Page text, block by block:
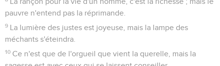
pauvre n'entend pas la réprimande.
9 La lumière des justes est joyeuse, mais la lampe des
méchants s'éteindra.
10 Ce n'est que de l'orgueil que vient la querelle, mais la